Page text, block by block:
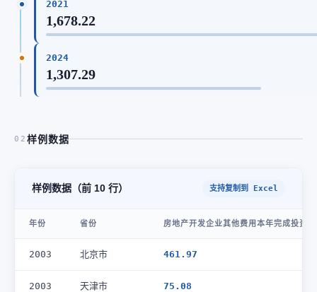
2021
1,678.22
2024
1,307.29
02 样例数据
样例数据（前 10 行） 支持复制到 Excel
年份 省份 房地产开发企业其他费用本年完成投资
2003 北京市 461.97
2003 天津市 75.08